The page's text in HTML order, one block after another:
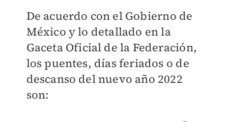
De acuerdo con el Gobierno de
México y lo detallado en la
Gaceta Oficial de la Federación,
los puentes, días feriados o de
descanso del nuevo año 2022
son: